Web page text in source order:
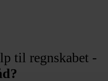
til regnskabet -